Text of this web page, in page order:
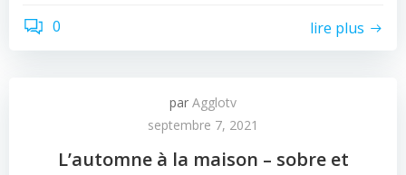
0 lire plus
par Agglotv
septembre 7, 2021
L’automne à la maison – sobre et